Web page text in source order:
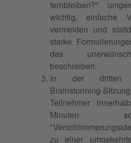
fernbleiben?"
wichtig, einfache
vermeiden und
starke
das
beschreiben.
In der dritten
Brainstorming-
Teilnehmer
Minuten
zu einer